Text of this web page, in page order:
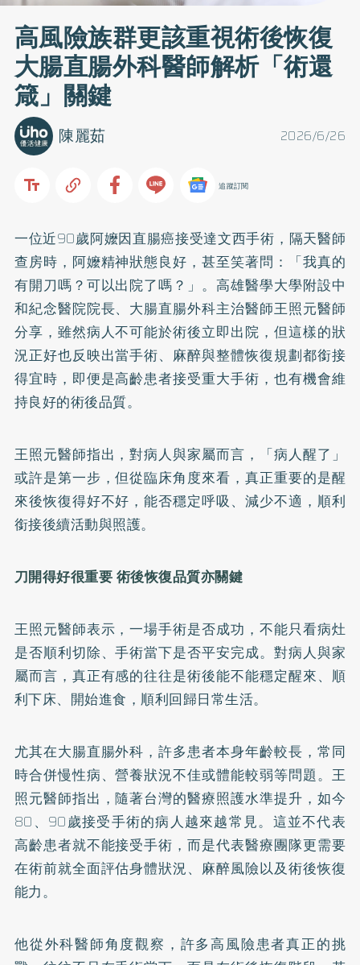
高風險族群更該重視術後恢復
大腸直腸外科醫師解析「術還
箴」關鍵
2026/6/26
陳麗茹
追蹤訂閱
一位近90歲阿嬤因直腸癌接受達文西手術，隔天醫師
查房時，阿嬤精神狀態良好，甚至笑著問：「我真的
有開刀嗎？可以出院了嗎？」。高雄醫學大學附設中
和紀念醫院院長、大腸直腸外科主治醫師王照元醫師
分享，雖然病人不可能於術後立即出院，但這樣的狀
況正好也反映出當手術、麻醉與整體恢復規劃都銜接
得宜時，即便是高齡患者接受重大手術，也有機會維
持良好的術後品質。
王照元醫師指出，對病人與家屬而言，「病人醒了」
或許是第一步，但從臨床角度來看，真正重要的是醒
來後恢復得好不好，能否穩定呼吸、減少不適，順利
銜接後續活動與照護。
刀開得好很重要 術後恢復品質亦關鍵
王照元醫師表示，一場手術是否成功，不能只看病灶
是否順利切除、手術當下是否平安完成。對病人與家
屬而言，真正有感的往往是術後能不能穩定醒來、順
利下床、開始進食，順利回歸日常生活。
尤其在大腸直腸外科，許多患者本身年齡較長，常同
時合併慢性病、營養狀況不佳或體能較弱等問題。王
照元醫師指出，隨著台灣的醫療照護水準提升，如今
80、90歲接受手術的病人越來越常見。這並不代表
高齡患者就不能接受手術，而是代表醫療團隊更需要
在術前就全面評估身體狀況、麻醉風險以及術後恢復
能力。
他從外科醫師角度觀察，許多高風險患者真正的挑